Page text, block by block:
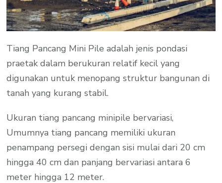
Tiang Pancang Mini Pile adalah jenis pondasi
praetak dalam berukuran relatif kecil yang
digunakan untuk menopang struktur bangunan di
tanah yang kurang stabil.
Ukuran tiang pancang minipile bervariasi,
Umumnya tiang pancang memiliki ukuran
penampang persegi dengan sisi mulai dari 20 cm
hingga 40 cm dan panjang bervariasi antara 6
meter hingga 12 meter.